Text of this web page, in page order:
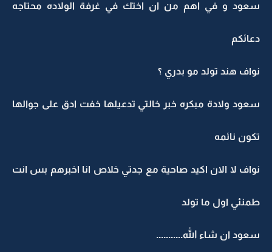
سعود و في اهم من ان اختك في غرفة الولاده محتاجه
دعائكم
نواف هند تولد مو بدري ؟
سعود ولادة مبكره خبر خالتي تدعيلها خفت ادق على جوالها
تكون نائمه
نواف لا الان اكيد صاحية مع جدتي خلاص انا اخبرهم بس انت
طمنئي اول ما تولد
سعود ان شاء الله...........